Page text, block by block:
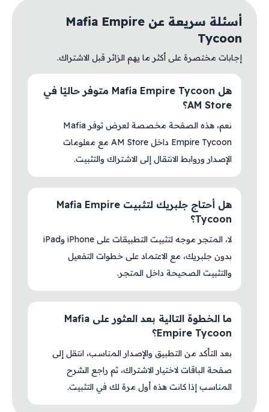
أسئلة سريعة عن Mafia Empire
Tycoon
إجابات مختصرة على أكثر ما يهم الزائر قبل الاشتراك.
هل Mafia Empire Tycoon متوفر حاليًا في
AM Store؟
نعم، هذه الصفحة مخصصة لعرض توفر Mafia
Empire Tycoon داخل AM Store مع معلومات
الإصدار وروابط الانتقال إلى الاشتراك والتثبيت.
هل أحتاج جلبريك لتثبيت Mafia Empire
Tycoon؟
لا، المتجر موجه لتثبيت التطبيقات على iPhone وiPad
بدون جلبريك، مع الاعتماد على خطوات التفعيل
والتثبيت الصحيحة داخل المتجر.
ما الخطوة التالية بعد العثور على Mafia
Empire Tycoon؟
بعد التأكد من التطبيق والإصدار المناسب، انتقل إلى
صفحة الباقات لاختيار الاشتراك، ثم راجع الشرح
المناسب إذا كانت هذه أول مرة لك في التثبيت.